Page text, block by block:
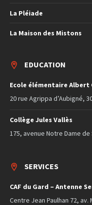
La Pléiade
La Maison des Mistons
EDUCATION
Ecole élémentaire Albert
20 rue Agrippa d’Aubigné,
Collège Jules Vallès
175, avenue Notre Dame de
SERVICES
CAF du Gard – Antenne
Centre Jean Paulhan 72, av.